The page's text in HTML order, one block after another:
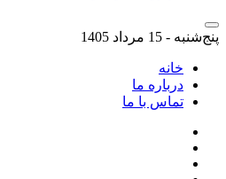
پنج‌شنبه - 15 مرداد 1405
خانه
درباره ما
تماس با ما